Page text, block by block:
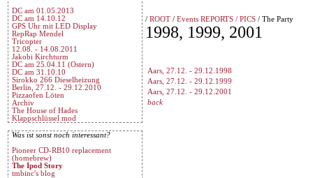
DC am 01.05.2013
DC am 14.10.12
GPS Uhr mit LED Display
RepRap Mendel
Tricopter
12.08. - 14.08.2011
Jakobi Kirchturm
DC am 25.04.11 (Ostern)
DC am 31.10.10
Sirokko 266 Dieselheizung
Berlin, 27.12. - 29.12.2010
Pizzaofen Löten
Archiv
The House of Hades
Klappschlüssel mod
Was ist sonst noch interessant?
Pioneer CD-RB10 replacement
(homebrew)
The Ipod Story
tmbinc's blog
/ ROOT / Events REPORTS / PICS / The Party
1998, 1999, 2001
Aars, 27.12. - 29.12.1998
Aars, 27.12. - 29.12.1999
Aars, 27.12. - 29.12.2001
back